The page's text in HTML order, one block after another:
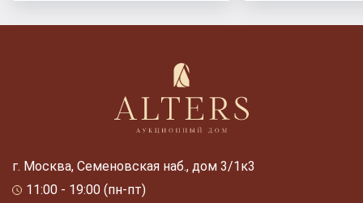
г. Москва, Семеновская наб., дом 3/1к3
11:00 - 19:00 (пн-пт)